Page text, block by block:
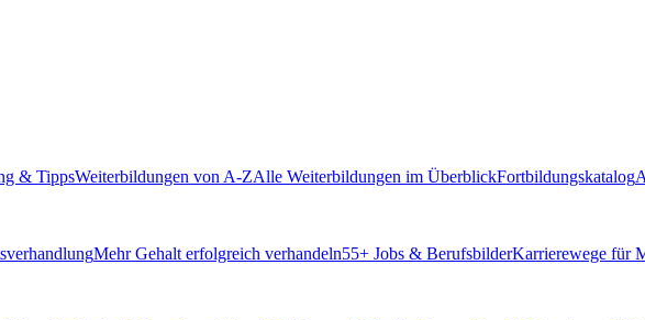
& TippsWeiterbildungen von A-ZAlle Weiterbildungen im ÜberblickFortbildungskatalog
Mehr Gehalt erfolgreich verhandeln55+ Jobs & BerufsbilderKarrierewege für